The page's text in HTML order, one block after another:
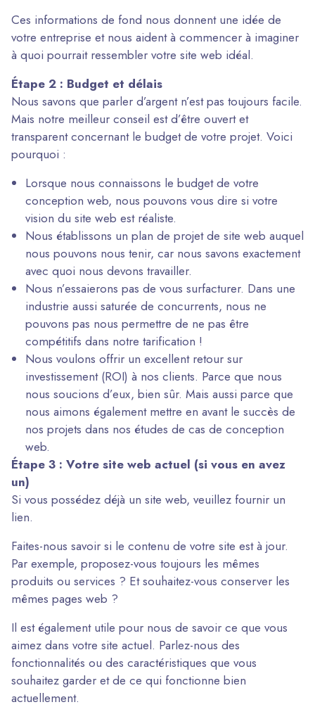
Ces informations de fond nous donnent une idée de
votre entreprise et nous aident à commencer à imaginer
à quoi pourrait ressembler votre site web idéal.
Étape 2 : Budget et délais
Nous savons que parler d’argent n’est pas toujours facile.
Mais notre meilleur conseil est d’être ouvert et
transparent concernant le budget de votre projet. Voici
pourquoi :
Lorsque nous connaissons le budget de votre
conception web, nous pouvons vous dire si votre
vision du site web est réaliste.
Nous établissons un plan de projet de site web auquel
nous pouvons nous tenir, car nous savons exactement
avec quoi nous devons travailler.
Nous n’essaierons pas de vous surfacturer. Dans une
industrie aussi saturée de concurrents, nous ne
pouvons pas nous permettre de ne pas être
compétitifs dans notre tarification !
Nous voulons offrir un excellent retour sur
investissement (ROI) à nos clients. Parce que nous
nous soucions d’eux, bien sûr. Mais aussi parce que
nous aimons également mettre en avant le succès de
nos projets dans nos études de cas de conception
web.
Étape 3 : Votre site web actuel (si vous en avez
un)
Si vous possédez déjà un site web, veuillez fournir un
lien.
Faites-nous savoir si le contenu de votre site est à jour.
Par exemple, proposez-vous toujours les mêmes
produits ou services ? Et souhaitez-vous conserver les
mêmes pages web ?
Il est également utile pour nous de savoir ce que vous
aimez dans votre site actuel. Parlez-nous des
fonctionnalités ou des caractéristiques que vous
souhaitez garder et de ce qui fonctionne bien
actuellement.